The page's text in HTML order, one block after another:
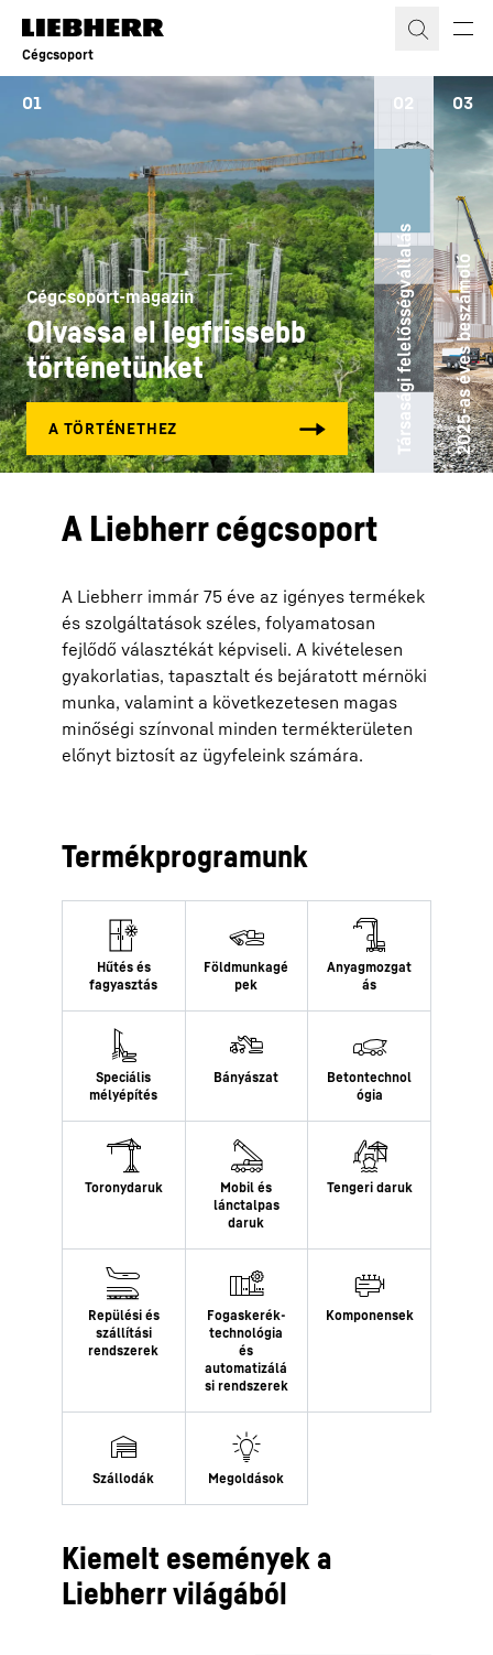
Cégcsoport
01
Cégcsoport-magazin
Olvassa el legfrissebb
történetünket
02
Társasági felelősségvállalás
03
2025-as éves beszámoló
A Liebherr cégcsoport
A Liebherr immár 75 éve az igényes termékek
és szolgáltatások széles, folyamatosan
fejlődő választékát képviseli. A kivételesen
gyakorlatias, tapasztalt és bejáratott mérnöki
munka, valamint a következetesen magas
minőségi színvonal minden termékterületen
előnyt biztosít az ügyfeleink számára.
Termékprogramunk
Kiemelt események a
Liebherr világából